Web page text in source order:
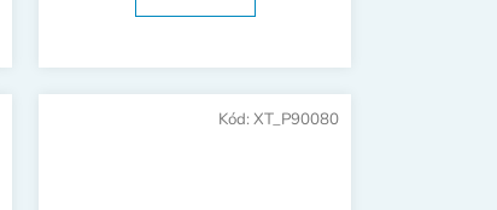
Kód: XT_P90080